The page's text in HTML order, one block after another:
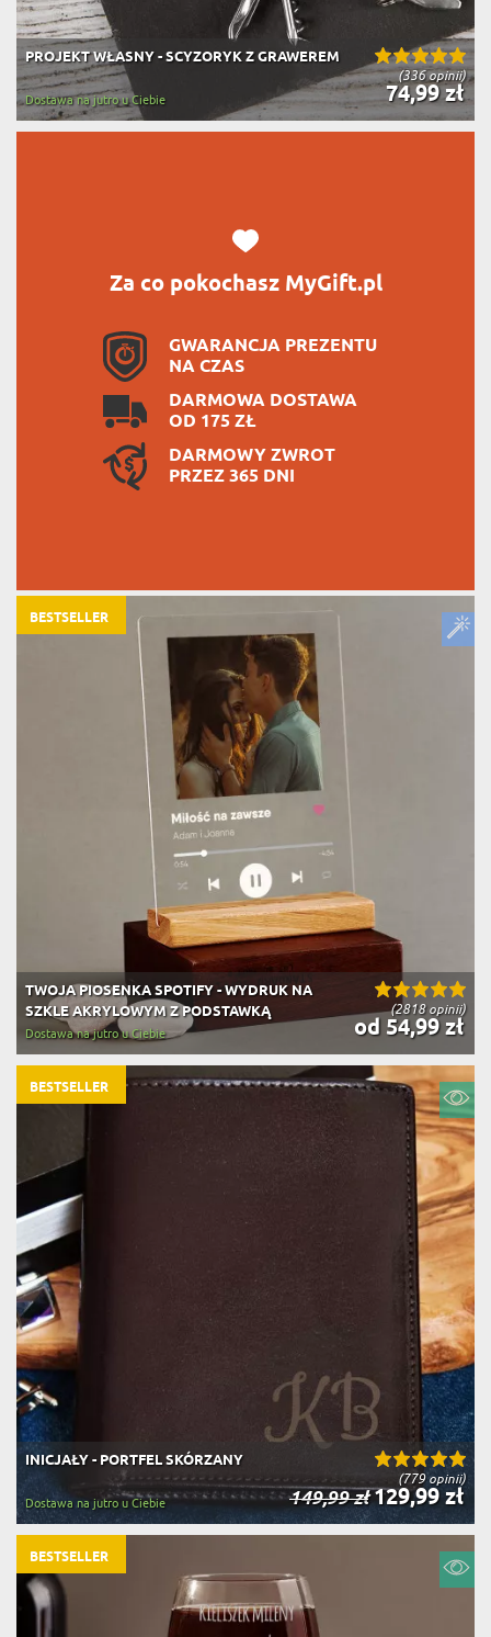
(336 opinii)
PROJEKT WŁASNY - SCYZORYK Z GRAWEREM
74,99 zł
Dostawa na jutro u Ciebie
Za co pokochasz MyGift.pl
GWARANCJA PREZENTU
NA CZAS
DARMOWA DOSTAWA
OD 175 ZŁ
DARMOWY ZWROT
PRZEZ 365 DNI
(2818 opinii)
TWOJA PIOSENKA SPOTIFY - WYDRUK NA
SZKLE AKRYLOWYM Z PODSTAWKĄ
od 54,99 zł
Dostawa na jutro u Ciebie
BESTSELLER
(779 opinii)
INICJAŁY - PORTFEL SKÓRZANY
149,99 zł129,99 zł
Dostawa na jutro u Ciebie
BESTSELLER
BESTSELLER